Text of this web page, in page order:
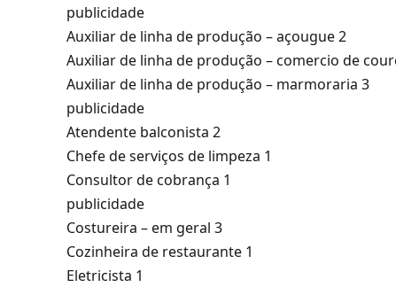
publicidade
Auxiliar de linha de produção – açougue 2
Auxiliar de linha de produção – comercio de
Auxiliar de linha de produção – marmoraria 3
publicidade
Atendente balconista 2
Chefe de serviços de limpeza 1
Consultor de cobrança 1
publicidade
Costureira – em geral 3
Cozinheira de restaurante 1
Eletricista 1